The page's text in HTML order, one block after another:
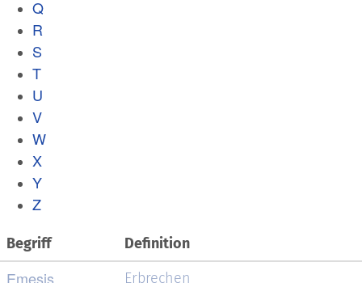
Q
R
S
T
U
V
W
X
Y
Z
Begriff Definition
Emesis Erbrechen